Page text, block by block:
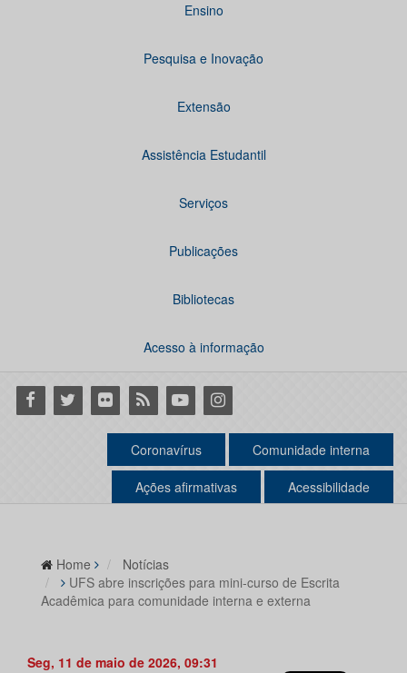
Ensino
Pesquisa e Inovação
Extensão
Assistência Estudantil
Serviços
Publicações
Bibliotecas
Acesso à informação
Facebook
Twitter Flickr RSS YoutubeInstagram
Coronavírus Comunidade interna
Ações afirmativas Acessibilidade
Home
Notícias
UFS abre inscrições para mini-curso de Escrita
Acadêmica para comunidade interna e externa
Seg, 11 de maio de 2026, 09:31